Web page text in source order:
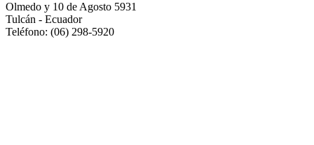
Olmedo y 10 de Agosto 5931
Tulcán - Ecuador
Teléfono: (06) 298-5920